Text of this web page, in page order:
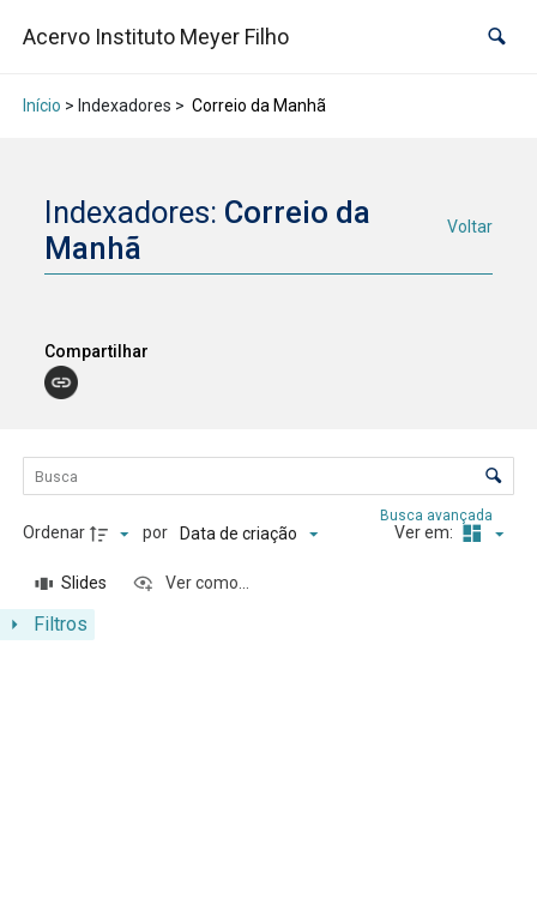
Acervo Instituto Meyer Filho
Início > Indexadores > Correio da Manhã
Indexadores: Correio da
Manhã
Voltar
Compartilhar
Lista de itens
Controle de ordenação e visualização
Filtros
Busca avançada
Ordenar por Data de criação Ver em:
Slides Ver como...